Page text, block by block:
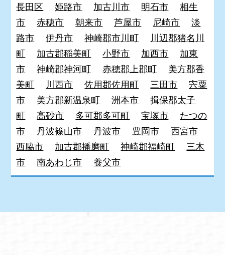
長田区
姫路市 加古川市 明石市
相生
市
赤穂市 朝来市 芦屋市 尼崎市
淡
路市
伊丹市 神崎郡市川町
川辺郡猪名川
町
加古郡稲美町 小野市 加西市
加東
市
神崎郡神河町 赤穂郡上郡町
美方郡香
美町
川西市 佐用郡佐用町 三田市
宍粟
市
美方郡新温泉町 洲本市
揖保郡太子
町
高砂市 多可郡多可町 宝塚市
たつの
市
丹波篠山市 丹波市 豊岡市
西宮市
西脇市
加古郡播磨町 神崎郡福崎町
三木
市
南あわじ市 養父市